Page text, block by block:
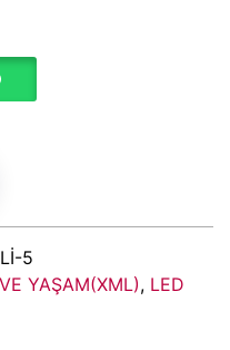
5
YAŞAM(XML), LED